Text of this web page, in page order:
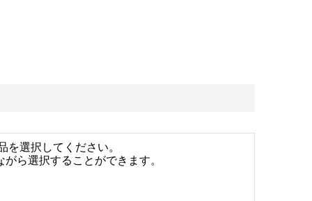
選択してください。
ら選択することができます。